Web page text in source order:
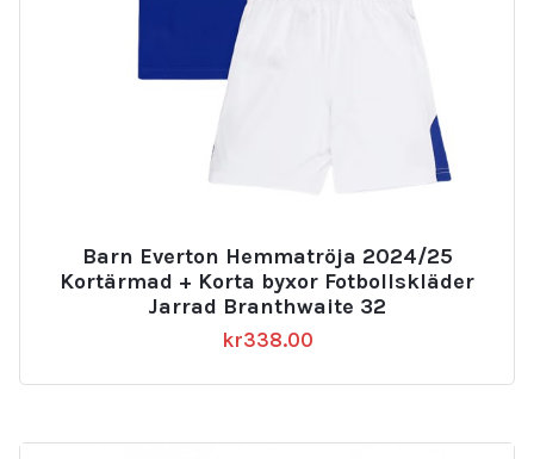
Barn Everton Hemmatröja 2024/25
Kortärmad + Korta byxor Fotbollskläder
Jarrad Branthwaite 32
kr338.00